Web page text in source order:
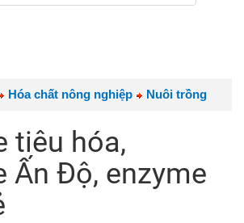
Hóa chất nông nghiệp
Nuôi trồng
tiêu hóa,
Ấn Độ, enzyme